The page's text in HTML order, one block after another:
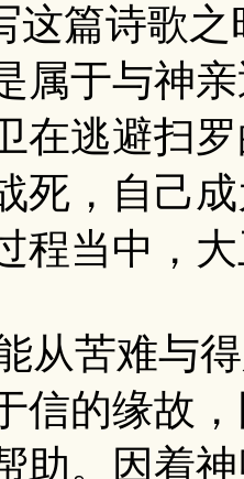
篇诗歌之
属于与神
在逃避扫
死，自己
程当中，
苦难与得
信的缘故
助。因着